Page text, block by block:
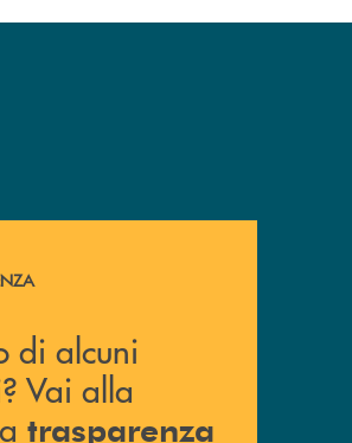
documenti ? Vai alla pagina della
di alcuni
? Vai alla
trasparenza